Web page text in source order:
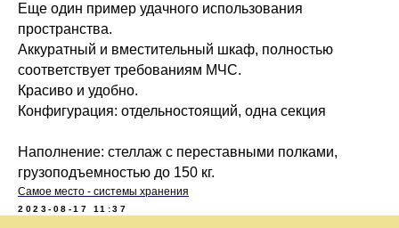
Еще один пример удачного использования
пространства.
Аккуратный и вместительный шкаф, полностью
соответствует требованиям МЧС.
Красиво и удобно.
Конфигурация: отдельностоящий, одна секция
Наполнение: стеллаж с переставными полками,
грузоподъемностью до 150 кг.
Самое место - системы хранения
2023-08-17 11:37